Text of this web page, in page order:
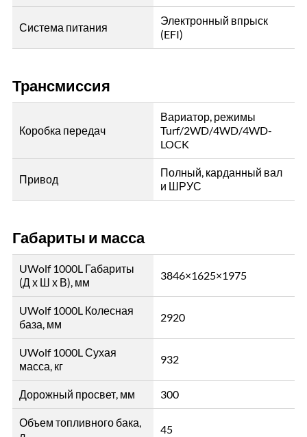
Система питания
Электронный впрыск
(EFI)
Трансмиссия
Коробка передач
Вариатор, режимы
Turf/2WD/4WD/4WD-
LOCK
Привод
Полный, карданный вал
и ШРУС
Габариты и масса
UWolf 1000L Габариты
(Д х Ш х В), мм
3846×1625×1975
UWolf 1000L Колесная
база, мм
2920
UWolf 1000L Сухая
масса, кг
932
Дорожный просвет, мм 300
Объем топливного бака,
45